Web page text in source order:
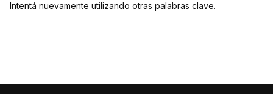
Intentá nuevamente utilizando otras palabras clave.